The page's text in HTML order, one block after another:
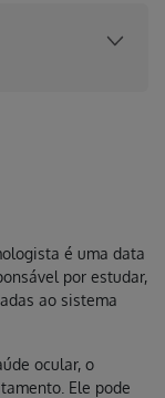
é uma data
por estudar,
ao sistema
ocular, o
Ele pode